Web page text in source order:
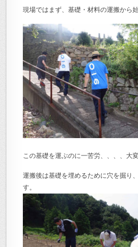
現場ではまず、基礎・材料の運搬から
この基礎を運ぶのに一苦労、、、、大
運搬後は基礎を埋めるために穴を掘り
す。